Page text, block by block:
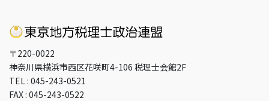
〒220-0022
神奈川県横浜市西区花咲町4-106 税理士会館2F
TEL : 045-243-0521
FAX : 045-243-0522